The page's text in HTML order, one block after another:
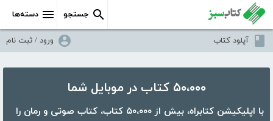
دسته‌ها جستجو
آپلود کتاب ورود / ثبت نام
۵۰،۰۰۰ کتاب در موبایل شما
با اپلیکیشن کتابراه، بیش از ۵۰،۰۰۰ کتاب، کتاب صوتی و رمان را